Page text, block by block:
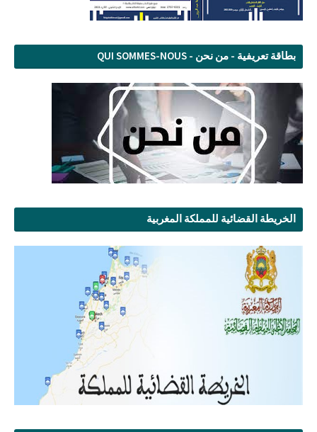
بطاقة تعريفية - من نحن - QUI SOMMES-NOUS
الخريطة القضائية للمملكة المغربية